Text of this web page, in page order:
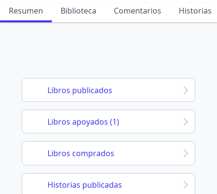
Resumen Biblioteca Comentarios Historias
Libros publicados
Libros apoyados (1)
Libros comprados
Historias publicadas